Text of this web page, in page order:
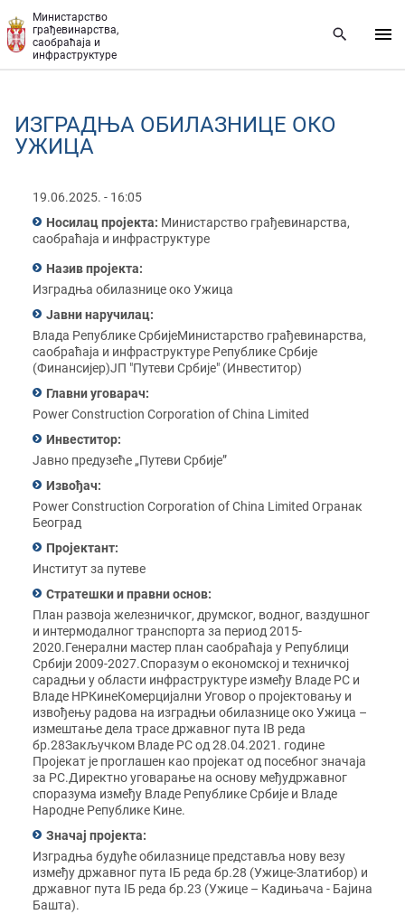
Министарство
грађевинарства,
саобраћаја и
инфраструктуре
ИЗГРАДЊА ОБИЛАЗНИЦЕ ОКО
УЖИЦА
19.06.2025. - 16:05
Носилац пројекта: Министарство грађевинарства,
саобраћаја и инфраструктуре
Назив пројекта:
Изградња обилазнице око Ужица
Јавни наручилац:
Влада Републике СрбијеМинистарство грађевинарства,
саобраћаја и инфраструктуре Републике Србије
(Финансијер)ЈП "Путеви Србије" (Инвеститор)
Главни уговарач:
Power Construction Corporation of China Limited
Инвеститор:
Јавно предузеће „Путеви Србије”
Извођач:
Power Construction Corporation of China Limited Oгранак
Београд
Пројектант:
Институт за путеве
Стратешки и правни основ:
План развоја железничког, друмског, водног, ваздушног
и интермодалног транспорта за период 2015-
2020.Генерални мастер план саобраћаја у Републици
Србији 2009-2027.Споразум о економској и техничкој
сарадњи у области инфраструктуре између Владе РС и
Владе НРКинеКомерцијални Уговор о пројектовању и
извођењу радова на изградњи обилазнице око Ужица –
измештање дела трасе државног пута IB реда
бр.28Закључком Владе РС од 28.04.2021. године
Пројекат је проглашен као пројекат од посебног значаја
за РС.Директно уговарање на основу међудржавног
споразума између Владе Републике Србије и Владе
Народне Републике Кине.
Значај пројекта:
Изградња будуће обилазнице представља нову везу
између државног пута IБ реда бр.28 (Ужице-Златибор) и
државног пута IБ реда бр.23 (Ужице – Кадињача - Бајина
Башта).